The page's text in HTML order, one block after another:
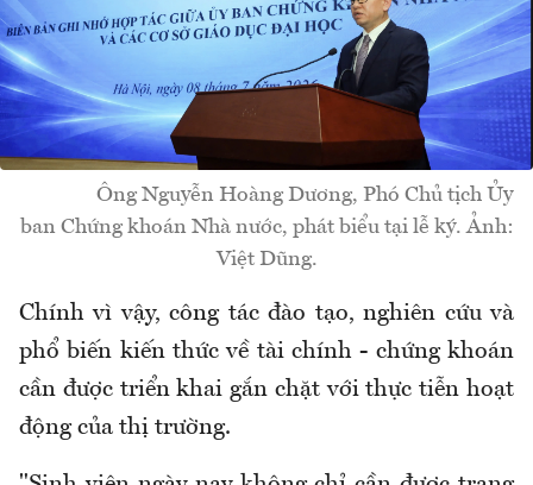
Ông Nguyễn Hoàng Dương, Phó Chủ tịch Ủy
ban Chứng khoán Nhà nước, phát biểu tại lễ ký. Ảnh:
Việt Dũng.
Chính vì vậy, công tác đào tạo, nghiên cứu và
phổ biến kiến thức về tài chính - chứng khoán
cần được triển khai gắn chặt với thực tiễn hoạt
động của thị trường.